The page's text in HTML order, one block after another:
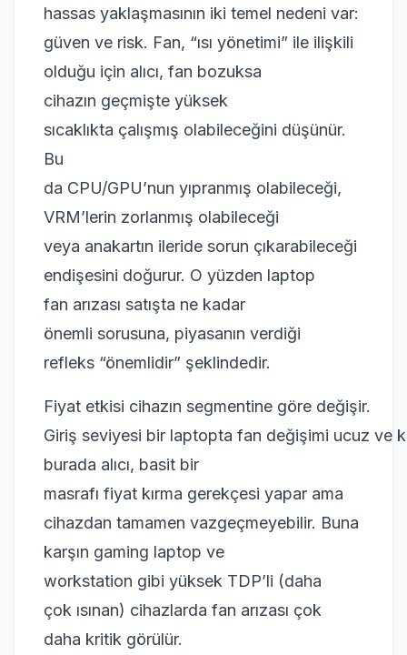
hassas yaklaşmasının iki temel nedeni var:
güven ve risk. Fan, “ısı yönetimi” ile ilişkili
olduğu için alıcı, fan bozuksa
cihazın geçmişte yüksek
sıcaklıkta çalışmış olabileceğini düşünür.
Bu
da CPU/GPU’nun yıpranmış olabileceği,
VRM’lerin zorlanmış olabileceği
veya anakartın ileride sorun çıkarabileceği
endişesini doğurur. O yüzden laptop
fan arızası satışta ne kadar
önemli sorusuna, piyasanın verdiği
refleks “önemlidir” şeklindedir.
Fiyat etkisi cihazın segmentine göre değişir.
Giriş seviyesi bir laptopta fan değişimi ucuz ve
burada alıcı, basit bir
masrafı fiyat kırma gerekçesi yapar ama
cihazdan tamamen vazgeçmeyebilir. Buna
karşın gaming laptop ve
workstation gibi yüksek TDP’li (daha
çok ısınan) cihazlarda fan arızası çok
daha kritik görülür.